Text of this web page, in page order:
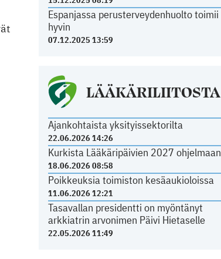
Espanjassa perusterveydenhuolto toimii
hyvin
07.12.2025 13:59
LÄÄKÄRILIITOSTA
Ajankohtaista yksityissektorilta
22.06.2026 14:26
Kurkista Lääkäripäivien 2027 ohjelmaan
18.06.2026 08:58
Poikkeuksia toimiston kesäaukioloissa
11.06.2026 12:21
Tasavallan presidentti on myöntänyt
arkkiatrin arvonimen Päivi Hietaselle
22.05.2026 11:49